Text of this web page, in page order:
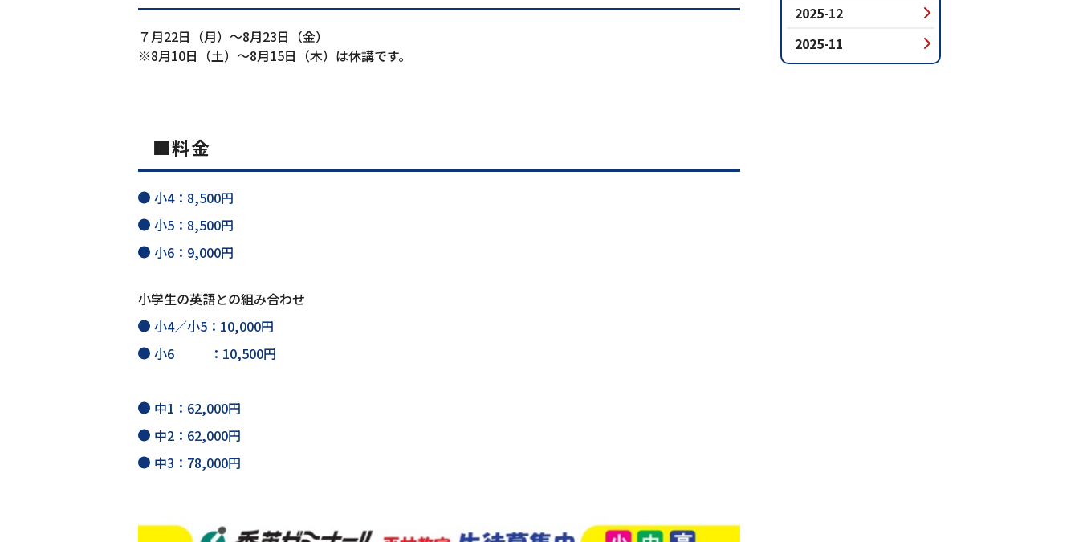
７月22日（月）〜8月23日（金）
※8月10日（土）〜8月15日（木）は休講です。
■料金
小4：8,500円
小5：8,500円
小6：9,000円
小学生の英語との組み合わせ
小4／小5：10,000円
小6 ：10,500円
中1：62,000円
中2：62,000円
中3：78,000円
2025-12
2025-11